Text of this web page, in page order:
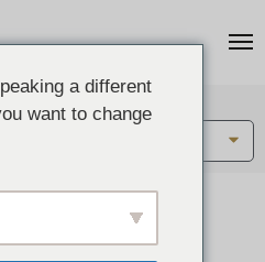
ングのデザイン集
れた作品をご紹介します
a different
want to change